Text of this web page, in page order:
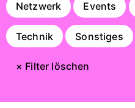
Netzwerk Events
Technik Sonstiges
× Filter löschen